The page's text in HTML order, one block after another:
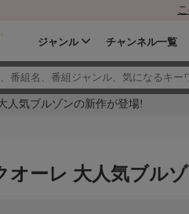
ジャンル チャンネル一覧
人気ブルゾンの新作が登場!
オーレ 大人気ブル